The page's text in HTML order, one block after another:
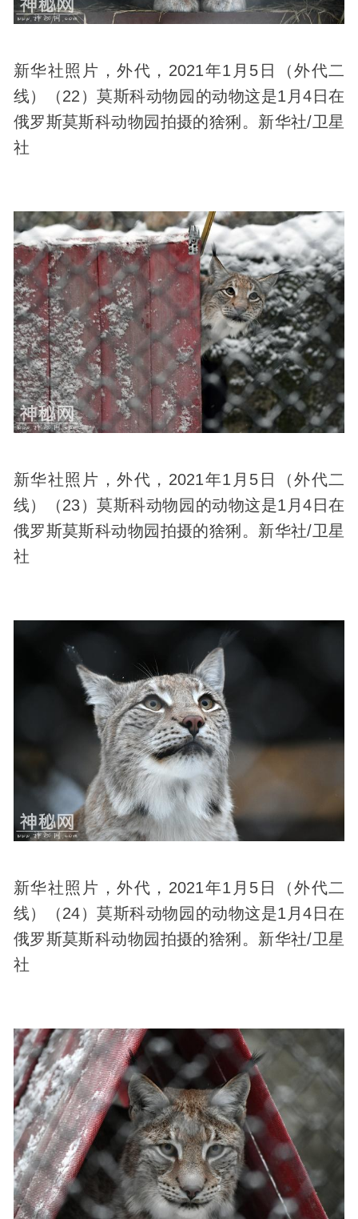
新华社照片，外代，2021年1月5日（外代二
线）（22）莫斯科动物园的动物这是1月4日在
俄罗斯莫斯科动物园拍摄的猞猁。新华社/卫星
社
新华社照片，外代，2021年1月5日（外代二
线）（23）莫斯科动物园的动物这是1月4日在
俄罗斯莫斯科动物园拍摄的猞猁。新华社/卫星
社
新华社照片，外代，2021年1月5日（外代二
线）（24）莫斯科动物园的动物这是1月4日在
俄罗斯莫斯科动物园拍摄的猞猁。新华社/卫星
社